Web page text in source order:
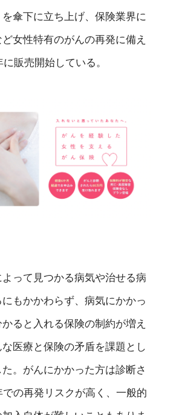
傘下に立ち上げ、保険業界に
女性特有のがんの再発に備え
販売開始している。
よって見つかる病気や治せる病
もかかわらず、病気にかかっ
ると入れる保険の制約が増え
医療と保険の矛盾を課題とし
。がんにかかった方は診断さ
の再発リスクが高く、一般的